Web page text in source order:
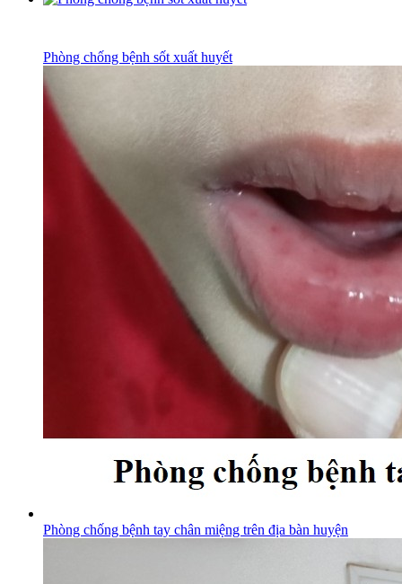
Phòng chống bệnh sốt xuất huyết
Phòng chống bệnh tay chân miệng trên địa bàn huyện